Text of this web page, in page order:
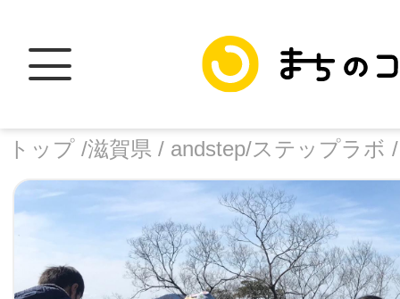
トップ /滋賀県 / andstep/ステップラボ
facebook トップ